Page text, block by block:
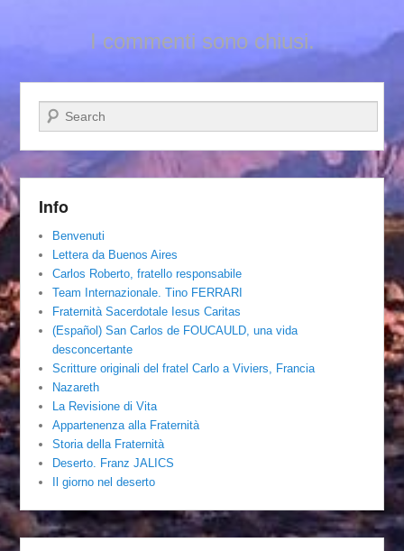
I commenti sono chiusi.
Cerca
Info
Benvenuti
Lettera da Buenos Aires
Carlos Roberto, fratello responsabile
Team Internazionale. Tino FERRARI
Fraternità Sacerdotale Iesus Caritas
(Español) San Carlos de FOUCAULD, una vida
desconcertante
Scritture originali del fratel Carlo a Viviers, Francia
Nazareth
La Revisione di Vita
Appartenenza alla Fraternità
Storia della Fraternità
Deserto. Franz JALICS
Il giorno nel deserto